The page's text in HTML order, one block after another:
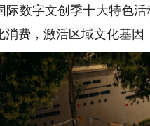
数字文创季十大特色活
费，激活区域文化基因